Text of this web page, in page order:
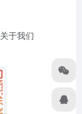
关于我们